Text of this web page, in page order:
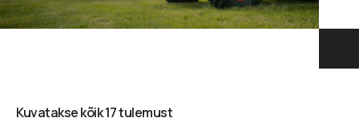
Kuvatakse kõik 17 tulemust